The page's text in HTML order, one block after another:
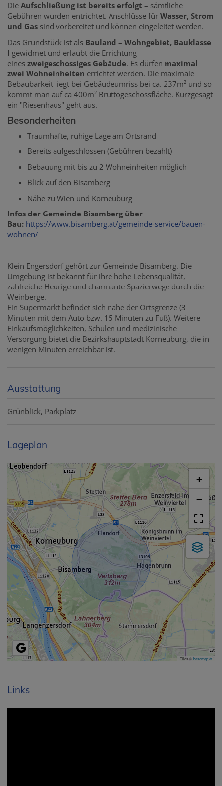
Die Aufschließung ist bereits erfolgt – sämtliche
Gebühren wurden entrichtet. Anschlüsse für Wasser, Strom
und Gas sind vorbereitet und können eingeleitet werden.
Das Grundstück ist als Bauland – Wohngebiet, Bauklasse
I gewidmet und erlaubt die Errichtung
eines zweigeschossiges Gebäude. Es dürfen maximal
zwei Wohneinheiten errichtet werden. Die maximale
Bebaubarkeit liegt bei Gebäudeumriss bei ca. 237m² und so
kommt man auf ca 400m² Bruttogeschossfläche. Kurzgesagt
ein "Riesenhaus" geht aus.
Besonderheiten
Traumhafte, ruhige Lage am Ortsrand
Bereits aufgeschlossen (Gebühren bezahlt)
Bebauung mit bis zu 2 Wohneinheiten möglich
Blick auf den Bisamberg
Nähe zu Wien und Korneuburg
Infos der Gemeinde Bisamberg über
Bau: https://www.bisamberg.at/gemeinde-service/bauen-
wohnen/
Klein Engersdorf gehört zur Gemeinde Bisamberg. Die
Umgebung ist bekannt für ihre hohe Lebensqualität,
zahlreiche Heurige und charmante Spazierwege durch die
Weinberge.
Ein Supermarkt befindet sich nahe der Ortsgrenze (3
Minuten mit dem Auto bzw. 15 Minuten zu Fuß). Weitere
Einkaufsmöglichkeiten, Schulen und medizinische
Versorgung bietet die Bezirkshauptstadt Korneuburg, die in
wenigen Minuten erreichbar ist.
Ausstattung
Grünblick Parkplatz
Lageplan
+
−
Tiles ©basemap.at
Links